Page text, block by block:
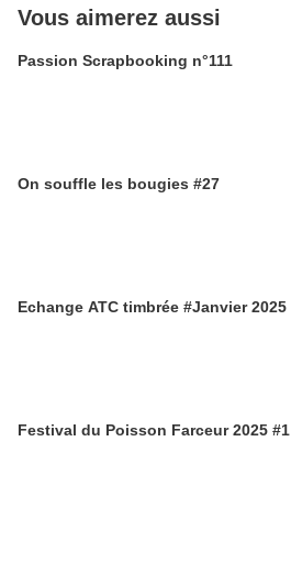
Vous aimerez aussi
Passion Scrapbooking n°111
On souffle les bougies #27
Echange ATC timbrée #Janvier 2025
Festival du Poisson Farceur 2025 #1